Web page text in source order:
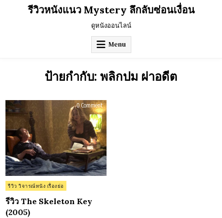
รีวิวหนังแนว Mystery ลึกลับซ่อนเงื่อน
ดูหนังออนไลน์
Menu
ป้ายกำกับ: พลิกปม ผ่าอดีต
0 Commenton
รีวิว
Skeleton
Key
(2005)
Posted
in
รีวิว วิจารณ์หนัง เรื่องย่อ
รีวิว The Skeleton Key
(2005)